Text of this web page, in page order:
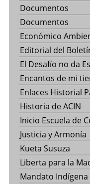
Documentos
Documentos
Económico
Editorial del
El Desafío no da
Encantos de mi
Enlaces Historial
Historia de ACIN
Inicio Escuela de
Justicia y Armonía
Kueta Susuza
Liberta para la
Mandato